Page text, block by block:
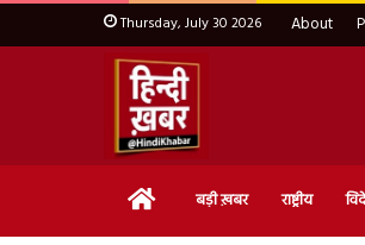
Thursday, July 30 2026 About
Home बड़ी ख़बर राष्ट्रीय